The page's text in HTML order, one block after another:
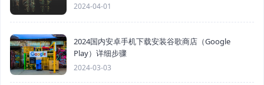
2024-04-01
2024国内安卓手机下载安装谷歌商店（Google
Play）详细步骤
2024-03-03